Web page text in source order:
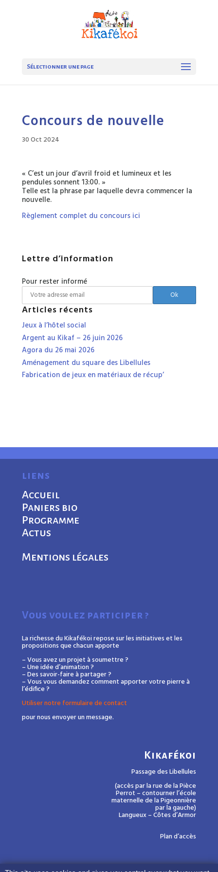
Sélectionner une page
Concours de nouvelle
30 Oct 2024
« C’est un jour d’avril froid et lumineux et les
pendules sonnent 13:00. »
Telle est la phrase par laquelle devra commencer la
nouvelle.
Règlement complet du concours ici
Lettre d’information
Pour rester informé
Articles récents
Jeux à l’hôtel social
Argent au Kikaf – 26 juin 2026
Agora du 26 mai 2026
Aménagement du square des Libellules
Fabrication de jeux en matériaux de récup’
liens
Accueil
Paniers bio
Programme
Actus
Mentions légales
Vous voulez participer ?
La richesse du Kikafékoi repose sur les initiatives et les
propositions que chacun apporte
– Vous avez un projet à soumettre ?
– Une idée d’animation ?
– Des savoir-faire à partager ?
– Vous vous demandez comment apporter votre pierre à
l’édifice ?
Utiliser notre formulaire de contact
pour nous envoyer un message.
Kikafékoi
Passage des Libellules
(accès par la rue de la Pièce
Perrot – contourner l’école
maternelle de la Pigeonnière
par la gauche)
Langueux – Côtes d’Armor
Plan d’accès